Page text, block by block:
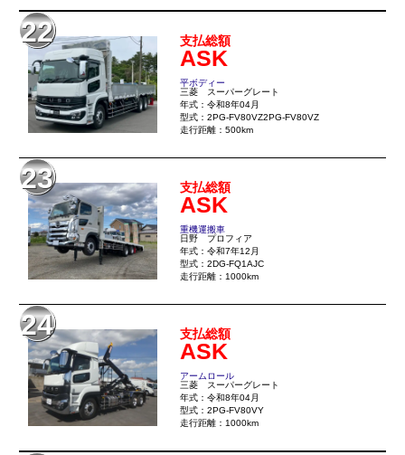
22 支払総額
ASK
平ボディー
三菱 スーパーグレート
年式：令和8年04月
型式：2PG-FV80VZ2PG-FV80VZ
走行距離：500km
23 支払総額
ASK
重機運搬車
日野 プロフィア
年式：令和7年12月
型式：2DG-FQ1AJC
走行距離：1000km
24 支払総額
ASK
アームロール
三菱 スーパーグレート
年式：令和8年04月
型式：2PG-FV80VY
走行距離：1000km